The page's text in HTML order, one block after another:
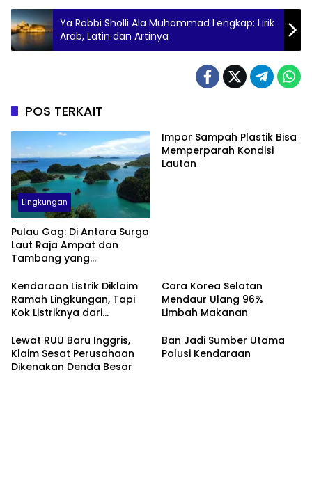
Ya Robbi Sholli Ala Muhammad Lengkap: Lirik
Arab, Latin dan Artinya
POS TERKAIT
Lingkungan
Pulau Gag: Di Antara Surga
Laut Raja Ampat dan
Tambang yang
Impor Sampah Plastik Bisa
Memperparah Kondisi
Lautan
Kendaraan Listrik Diklaim
Ramah Lingkungan, Tapi
Kok Listriknya dari
Cara Korea Selatan
Mendaur Ulang 96%
Limbah Makanan
Lewat RUU Baru Inggris,
Klaim Sesat Perusahaan
Dikenakan Denda Besar
Ban Jadi Sumber Utama
Polusi Kendaraan